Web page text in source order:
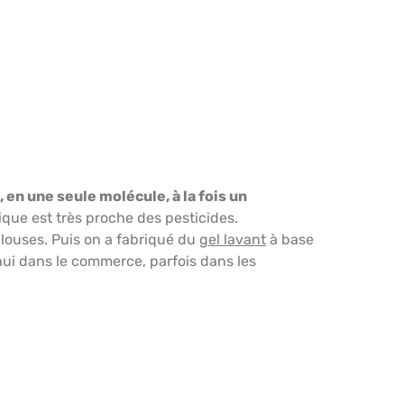
une seule molécule, à la fois un
est très proche des pesticides.
Puis on a fabriqué du gel lavant à base
dans le commerce, parfois dans les